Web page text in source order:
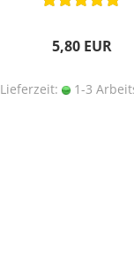
5,80 EUR
Lieferzeit: 1-3